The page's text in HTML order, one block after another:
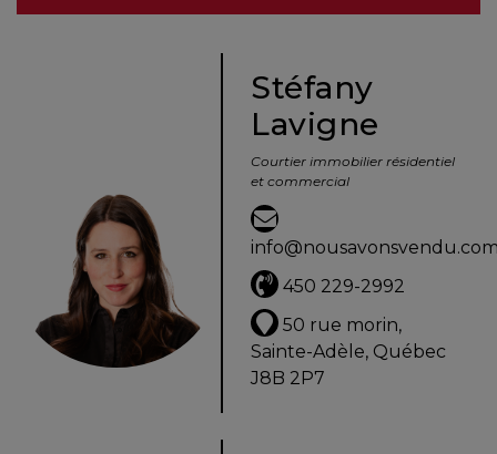
Évaluation
Avec
un
Stéfany
Lavigne
Courtier immobilier résidentiel
et commercial
450 229-2992
50 rue morin,
Sainte-Adèle, Québec
J8B 2P7